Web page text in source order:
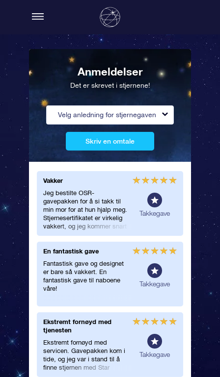
Anmeldelser
Det er skrevet i stjernene!
Velg anledning for stjernegaven
Skriv en omtale
Vakker
Jeg bestilte OSR-
gavepakken for å si takk til
min mor for at hun hjalp meg.
Stjernesertifikatet er virkelig
vakkert, og jeg kommer snart
tilbake for å navngi enda en
stjerne!
Takkegave
En fantastisk gave
Fantastisk gave og designet
er bare så vakkert. En
fantastisk gave til naboene
våre!
Takkegave
Ekstremt fornøyd med
tjenesten
Ekstremt fornøyd med
servicen. Gavepakken kom i
tide, og jeg var i stand til å
finne stjernen med Star
Takkegave
Det
Dette
gave!
og det
Levert
Den
den